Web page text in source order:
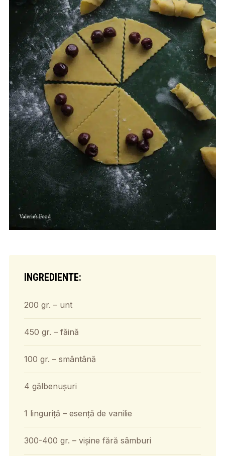
INGREDIENTE:
200 gr. – unt
450 gr. – făină
100 gr. – smântână
4 gălbenușuri
1 linguriță – esență de vanilie
300-400 gr. – vișine fără sâmburi